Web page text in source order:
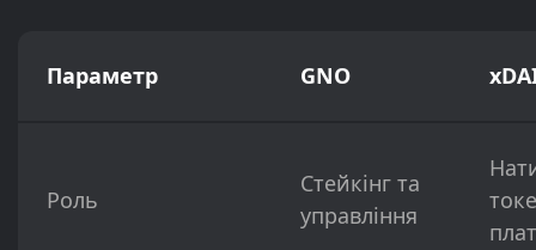
Параметр GNO
Роль
Стейкінг та
управління